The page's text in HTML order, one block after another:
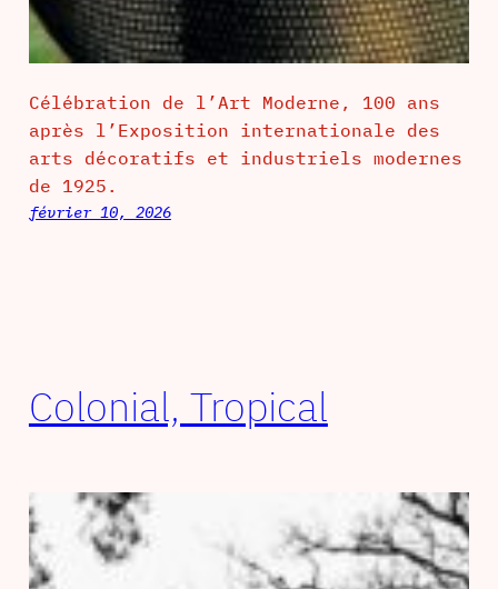
Célébration de l’Art Moderne, 100 ans
après l’Exposition internationale des
arts décoratifs et industriels modernes
de 1925.
février 10, 2026
Colonial, Tropical